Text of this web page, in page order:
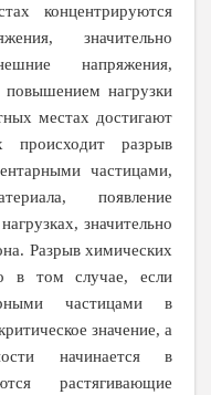
концентрируются
значительно
напряжения,
нагрузки
местах достигают
происходит разрыв
частицами,
появление
значительно
Разрыв химических
в том случае, если
частицами в
значение, а
начинается в
растягивающие